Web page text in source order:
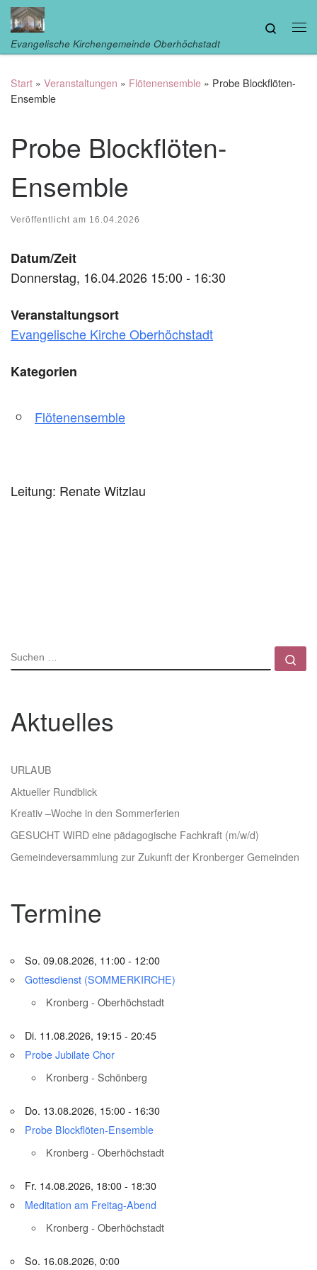
Zum Inhalt springen
Evangelische Kirchengemeinde Oberhöchstadt
Search
Start » Veranstaltungen » Flötenensemble » Probe Blockflöten-
Ensemble
Probe Blockflöten-
Ensemble
Veröffentlicht am 16.04.2026
Datum/Zeit
Donnerstag, 16.04.2026 15:00 - 16:30
Veranstaltungsort
Evangelische Kirche Oberhöchstadt
Kategorien
Flötenensemble
Leitung: Renate Witzlau
SUCHE
Aktuelles
URLAUB
Aktueller Rundblick
Kreativ –Woche in den Sommerferien
GESUCHT WIRD eine pädagogische Fachkraft (m/w/d)
Gemeindeversammlung zur Zukunft der Kronberger Gemeinden
Termine
So. 09.08.2026, 11:00 - 12:00
Gottesdienst (SOMMERKIRCHE)
Kronberg - Oberhöchstadt
Di. 11.08.2026, 19:15 - 20:45
Probe Jubilate Chor
Kronberg - Schönberg
Do. 13.08.2026, 15:00 - 16:30
Probe Blockflöten-Ensemble
Kronberg - Oberhöchstadt
Fr. 14.08.2026, 18:00 - 18:30
Meditation am Freitag-Abend
Kronberg - Oberhöchstadt
So. 16.08.2026, 0:00